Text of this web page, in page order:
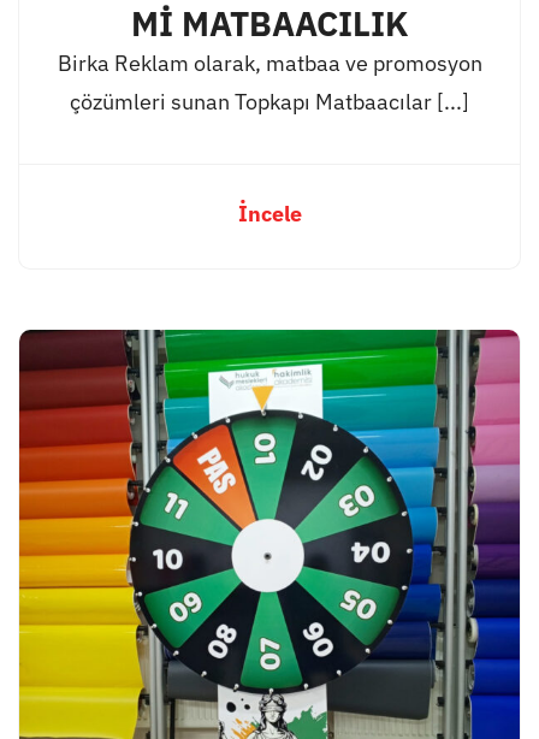
Mİ MATBAACILIK
Birka Reklam olarak, matbaa ve promosyon
çözümleri sunan Topkapı Matbaacılar [...]
İncele